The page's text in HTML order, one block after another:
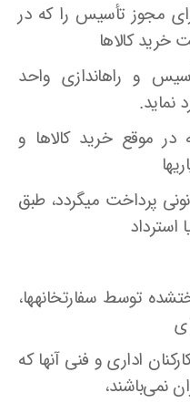
مجوز تأسیس را که در
خرید کالاها
و راهاندازی واحد
نماید.
که در موقع خرید کالاها و
پرداخت میگردد، طبق
استرداد
توسط سفارتخانهها،
اداری و فنی آنها که
نمی‌باشند،